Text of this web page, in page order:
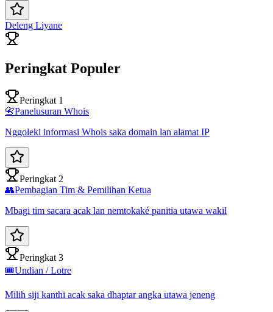
Deleng Liyane
Peringkat Populer
Peringkat 1
📇Panelusuran Whois
Nggoleki informasi Whois saka domain lan alamat IP
Peringkat 2
👥Pembagian Tim & Pemilihan Ketua
Mbagi tim sacara acak lan nemtokaké panitia utawa wakil
Peringkat 3
🎟️Undian / Lotre
Milih siji kanthi acak saka dhaptar angka utawa jeneng